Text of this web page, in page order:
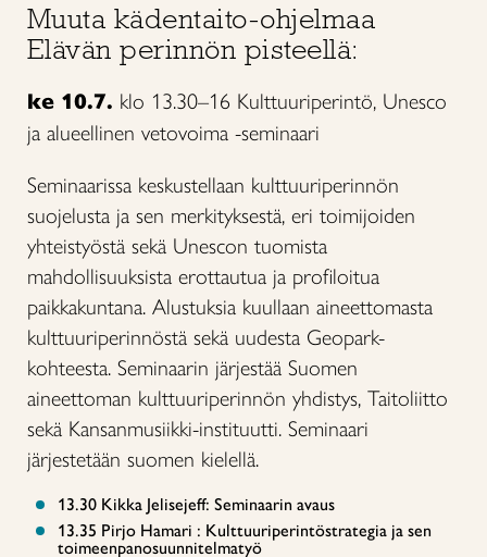
Muuta kädentaito-ohjelmaa
Elävän perinnön pisteellä:
ke 10.7. klo 13.30–16 Kulttuuriperintö, Unesco
ja alueellinen vetovoima -seminaari
Seminaarissa keskustellaan kulttuuriperinnön
suojelusta ja sen merkityksestä, eri toimijoiden
yhteistyöstä sekä Unescon tuomista
mahdollisuuksista erottautua ja profiloitua
paikkakuntana. Alustuksia kuullaan aineettomasta
kulttuuriperinnöstä sekä uudesta Geopark-
kohteesta. Seminaarin järjestää Suomen
aineettoman kulttuuriperinnön yhdistys, Taitoliitto
sekä Kansanmusiikki-instituutti. Seminaari
järjestetään suomen kielellä.
13.30 Kikka Jelisejeff: Seminaarin avaus
13.35 Pirjo Hamari : Kulttuuriperintöstrategia ja sen
toimeenpanosuunnitelmatyö